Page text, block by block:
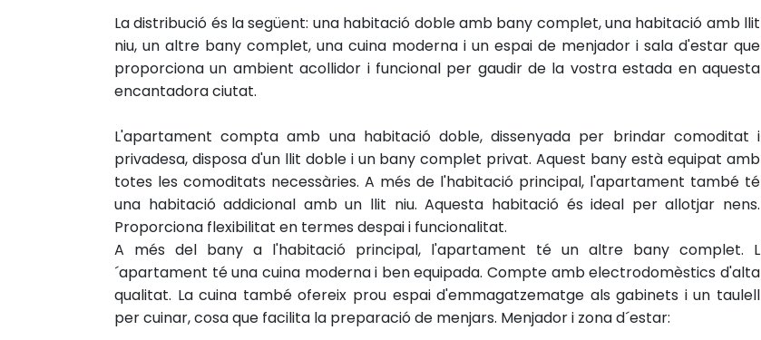
La distribució és la següent: una habitació doble amb bany complet, una habitació amb llit
niu, un altre bany complet, una cuina moderna i un espai de menjador i sala d'estar que
proporciona un ambient acollidor i funcional per gaudir de la vostra estada en aquesta
encantadora ciutat.
L'apartament compta amb una habitació doble, dissenyada per brindar comoditat i
privadesa, disposa d'un llit doble i un bany complet privat. Aquest bany està equipat amb
totes les comoditats necessàries. A més de l'habitació principal, l'apartament també té
una habitació addicional amb un llit niu. Aquesta habitació és ideal per allotjar nens.
Proporciona flexibilitat en termes despai i funcionalitat.
A més del bany a l'habitació principal, l'apartament té un altre bany complet. L
´apartament té una cuina moderna i ben equipada. Compte amb electrodomèstics d'alta
qualitat. La cuina també ofereix prou espai d'emmagatzematge als gabinets i un taulell
per cuinar, cosa que facilita la preparació de menjars. Menjador i zona d´estar: